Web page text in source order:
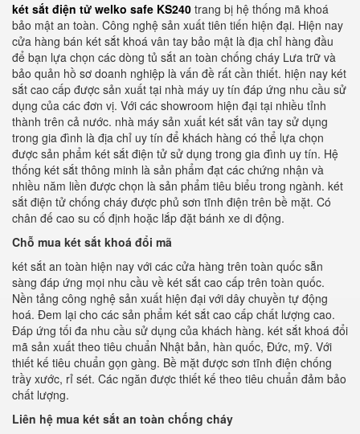
két sắt điện tử welko safe KS240 trang bị hệ thống mã khoá
bảo mật an toàn. Công nghệ sản xuất tiên tiến hiện đại. Hiện nay
cửa hàng bán két sắt khoá vân tay bảo mật là địa chỉ hàng đầu
để bạn lựa chọn các dòng tủ sắt an toàn chống cháy Lưa trữ và
bảo quản hồ sơ doanh nghiệp là vấn đề rất cần thiết. hiện nay két
sắt cao cấp được sản xuất tại nhà máy uy tín đáp ứng nhu cầu sử
dụng của các đơn vị. Với các showroom hiện đại tại nhiều tỉnh
thành trên cả nước. nhà máy sản xuất két sắt vân tay sử dụng
trong gia đình là địa chỉ uy tín để khách hàng có thể lựa chọn
được sản phẩm két sắt điện tử sử dụng trong gia đình uy tín. Hệ
thống két sắt thông minh là sản phẩm đạt các chứng nhận và
nhiều năm liền được chọn là sản phẩm tiêu biểu trong ngành. két
sắt điện tử chống cháy được phủ sơn tĩnh điện trên bề mặt. Có
chân đế cao su cố định hoặc lắp đặt bánh xe di động.
Chỗ mua két sắt khoá đổi mã
két sắt an toàn hiện nay với các cửa hàng trên toàn quốc sẵn
sàng đáp ứng mọi nhu cầu về két sắt cao cấp trên toàn quốc.
Nền tảng công nghệ sản xuất hiện đại với dây chuyền tự động
hoá. Đem lại cho các sản phẩm két sắt cao cấp chất lượng cao.
Đáp ứng tối đa nhu cầu sử dụng của khách hàng. két sắt khoá đổi
mã sản xuất theo tiêu chuẩn Nhật bản, hàn quốc, Đức, mỹ. Với
thiết kế tiêu chuẩn gọn gàng. Bề mặt được sơn tĩnh điện chống
trầy xước, rỉ sét. Các ngăn được thiết kế theo tiêu chuẩn đảm bảo
chất lượng.
Liên hệ mua két sắt an toàn chống cháy